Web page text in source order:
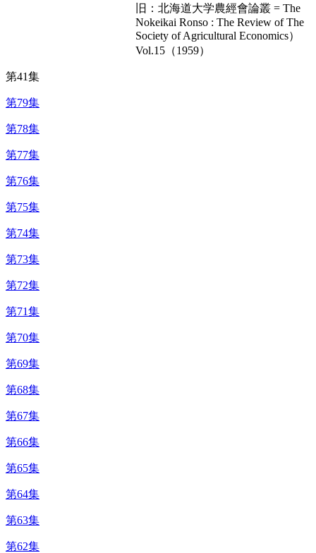
旧：北海道大学農經會論叢 = The
Nokeikai Ronso : The Review of The
Society of Agricultural Economics）
Vol.15（1959）
第41集
第79集
第78集
第77集
第76集
第75集
第74集
第73集
第72集
第71集
第70集
第69集
第68集
第67集
第66集
第65集
第64集
第63集
第62集